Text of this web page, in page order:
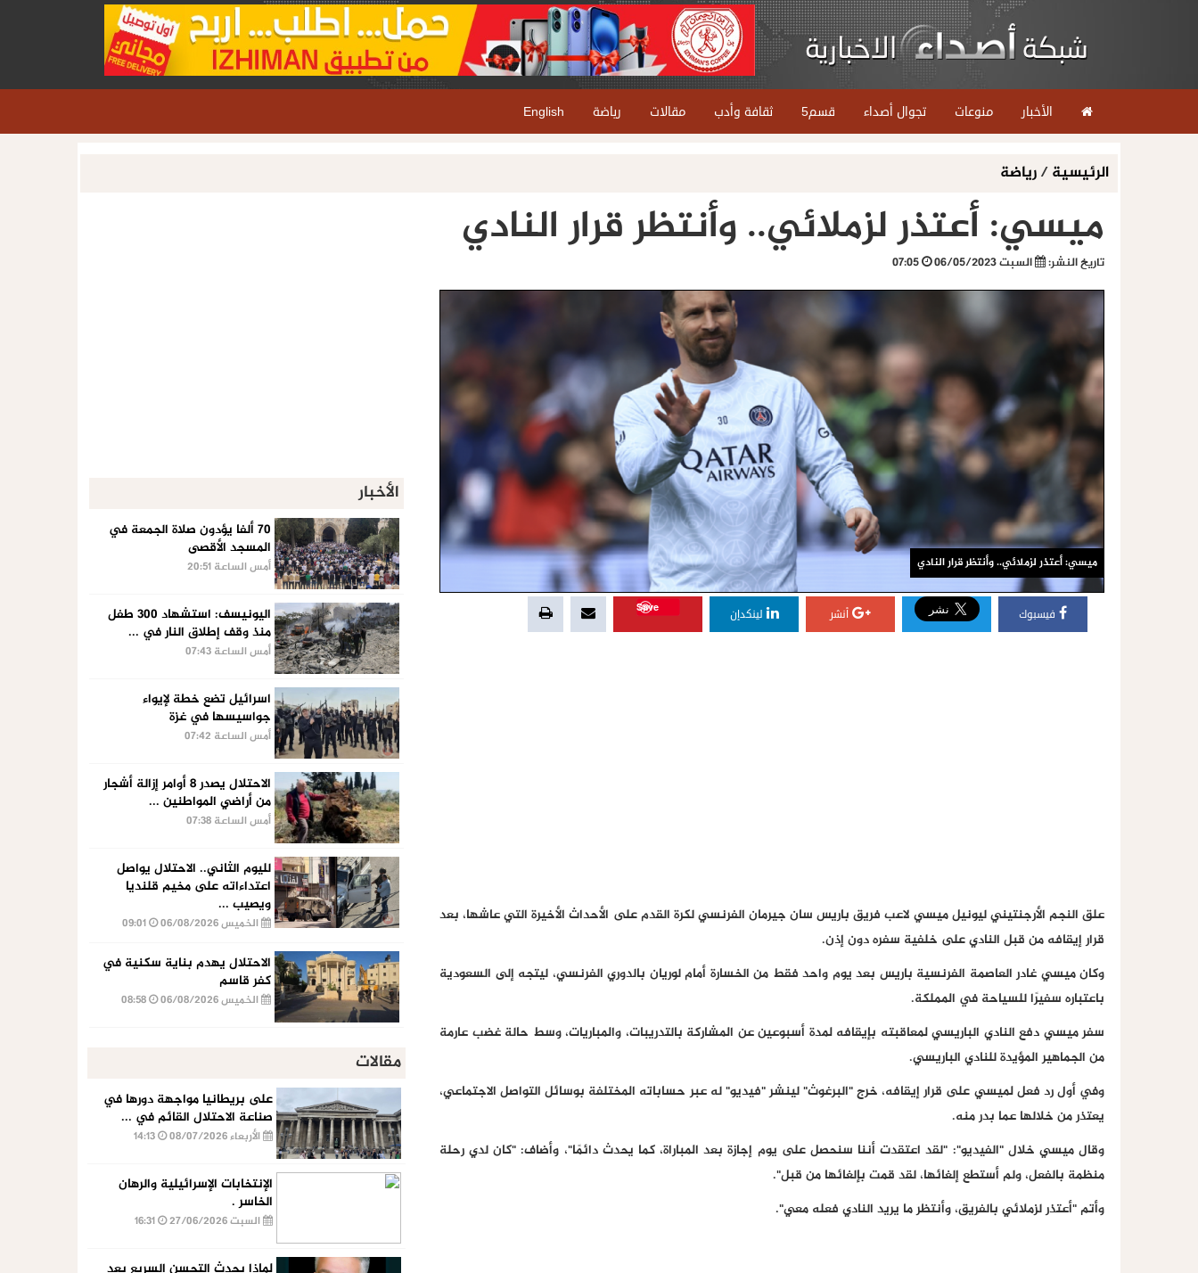
الأخبار منوعات تجوال أصداء قسم5 ثقافة وأدب مقالات رياضة English
الرئيسية/رياضة
ميسي: أعتذر لزملائي.. وأنتظر قرار النادي
تاريخ النشر: السبت 06/05/2023
ميسي: أعتذر لزملائي.. وأنتظر قرار النادي
فيسبوك أنشر لينكدإن
Save
علق النجم الأرجنتيني ليونيل ميسي لاعب فريق باريس سان جيرمان الفرنسي لكرة القدم على الأحداث الأخيرة التي عاشها، بعد
قرار إيقافه من قبل النادي على خلفية سفره دون إذن.
وكان ميسي غادر العاصمة الفرنسية باريس بعد يوم واحد فقط من الخسارة أمام لوريان بالدوري الفرنسي، ليتجه إلى السعودية
باعتباره سفيرًا للسياحة في المملكة.
سفر ميسي دفع النادي الباريسي لمعاقبته بإيقافه لمدة أسبوعين عن المشاركة بالتدريبات، والمباريات، وسط حالة غضب عارمة
من الجماهير المؤيدة للنادي الباريسي.
وفي أول رد فعل لميسي على قرار إيقافه، خرج "البرغوث" لينشر "فيديو" له عبر حساباته المختلفة بوسائل التواصل الاجتماعي،
يعتذر من خلالها عما بدر منه.
وقال ميسي خلال "الفيديو": "لقد اعتقدت أننا سنحصل على يوم إجازة بعد المباراة، كما يحدث دائمًا"، وأضاف: "كان لدي رحلة
منظمة بالفعل، ولم أستطع إلغائها، لقد قمت بإلغائها من قبل".
وأتم "أعتذر لزملائي بالفريق، وأنتظر ما يريد النادي فعله معي".
الأخبار
70 ألفا يؤدون صلاة الجمعة في
المسجد الأقصى
أمس الساعة 20:51
اليونيسف: استشهاد 300 طفل
منذ وقف إطلاق النار في ...
أمس الساعة 07:43
اسرائيل تضع خطة لإيواء
جواسيسها في غزة
أمس الساعة 07:42
الاحتلال يصدر 8 أوامر إزالة أشجار
من أراضي المواطنين ...
أمس الساعة 07:38
لليوم الثاني.. الاحتلال يواصل
اعتداءاته على مخيم قلنديا
ويصيب ...
الخميس 06/08/2026
الاحتلال يهدم بناية سكنية في
كفر قاسم
الخميس 06/08/2026
مقالات
على بريطانيا مواجهة دورها في
صناعة الاحتلال القائم في ...
الأربعاء 08/07/2026
الإنتخابات الإسرائيلية والرهان
الخاسر .
السبت 27/06/2026